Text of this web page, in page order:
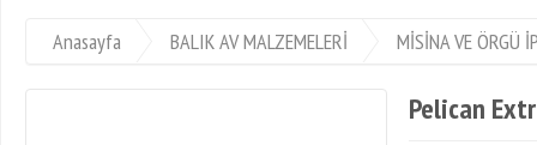
Anasayfa BALIK AV MALZEMELERİ MİSİNA VE ÖRGÜ
Pelican